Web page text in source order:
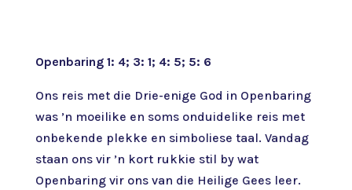
Openbaring 1: 4; 3: 1; 4: 5; 5: 6
Ons reis met die Drie-enige God in Openbaring
was ’n moeilike en soms onduidelike reis met
onbekende plekke en simboliese taal. Vandag
staan ons vir ’n kort rukkie stil by wat
Openbaring vir ons van die Heilige Gees leer.